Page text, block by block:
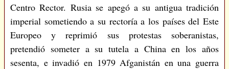
Centro Rector. Rusia se apegó a su antigua tradición
imperial sometiendo a su rectoría a los países del Este
Europeo y reprimió sus protestas soberanistas,
pretendió someter a su tutela a China en los años
sesenta, e invadió en 1979 Afganistán en una guerra